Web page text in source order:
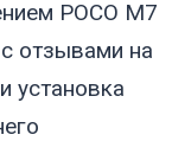
POCO M7
отзывами на
установка